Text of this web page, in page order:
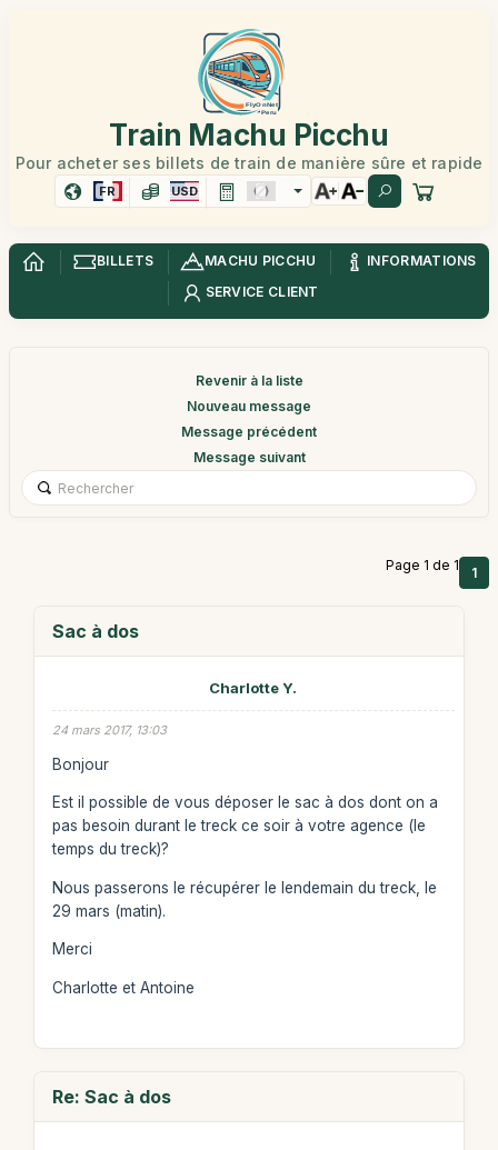
Train Machu Picchu
Pour acheter ses billets de train de manière sûre et rapide
FR USD
BILLETS MACHU PICCHU
INFORMATIONS
SERVICE CLIENT
Revenir à la liste
Nouveau message
Message précédent
Message suivant
Page 1 de 1 1
Sac à dos
Charlotte Y.
24 mars 2017, 13:03
Bonjour
Est il possible de vous déposer le sac à dos dont on a
pas besoin durant le treck ce soir à votre agence (le
temps du treck)?
Nous passerons le récupérer le lendemain du treck, le
29 mars (matin).
Merci
Charlotte et Antoine
Re: Sac à dos